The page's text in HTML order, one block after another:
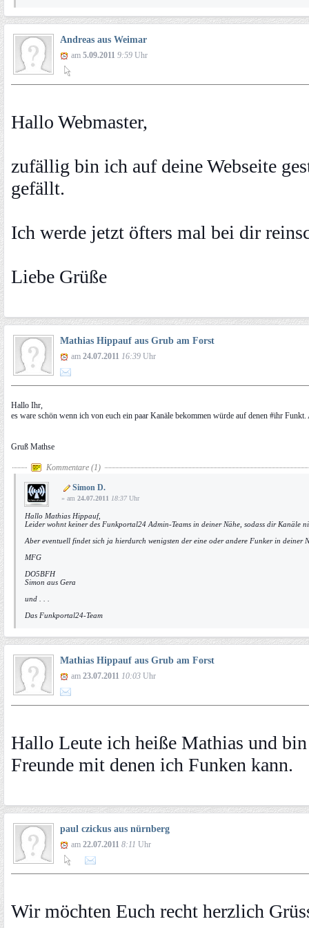
Andreas aus Weimar
am 5.09.2011 9:59 Uhr
Hallo Webmaster,
zufällig bin ich auf deine Webseite
gefällt.
Ich werde jetzt öfters mal bei dir
Liebe Grüße
Mathias Hippauf aus Grub am Forst
am 24.07.2011 16:39 Uhr
Hallo Ihr,
es ware schön wenn ich von euch ein paar Kanäle bekommen würde auf denen #ihr
Gruß Mathse
Kommentare (1)
Simon D.
» am 24.07.2011 18:37 Uhr
Hallo Mathias Hippauf,
Leider wohnt keiner des Funkportal24 Admin-Teams in deiner Nähe, sodass dir Kanäle
Aber eventuell findet sich ja hierdurch wenigsten der eine oder andere Funker in deiner
MFG
DO5BFH
Simon aus Gera
und . . .
Das Funkportal24-Team
Mathias Hippauf aus Grub am Forst
am 23.07.2011 10:03 Uhr
Hallo Leute ich heiße Mathias und
Freunde mit denen ich Funken kann.
paul czickus aus nürnberg
am 22.07.2011 8:11 Uhr
Wir möchten Euch recht herzlich